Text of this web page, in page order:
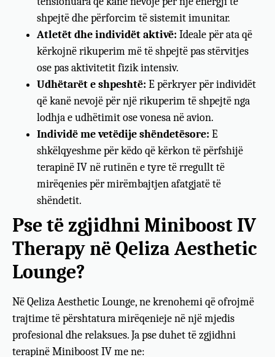
shpejtë dhe përforcim të sistemit imunitar.
Atletët dhe individët aktivë: Ideale për ata që
kërkojnë rikuperim më të shpejtë pas stërvitjes
ose pas aktivitetit fizik intensiv.
Udhëtarët e shpeshtë: E përkryer për individët
që kanë nevojë për një rikuperim të shpejtë nga
lodhja e udhëtimit ose vonesa në avion.
Individë me vetëdije shëndetësore: E
shkëlqyeshme për këdo që kërkon të përfshijë
terapinë IV në rutinën e tyre të rregullt të
mirëqenies për mirëmbajtjen afatgjatë të
shëndetit.
Pse të zgjidhni Miniboost IV
Therapy në Qeliza Aesthetic
Lounge?
Në Qeliza Aesthetic Lounge, ne krenohemi që ofrojmë
trajtime të përshtatura mirëqenieje në një mjedis
profesional dhe relaksues. Ja pse duhet të zgjidhni
terapinë Miniboost IV me ne: